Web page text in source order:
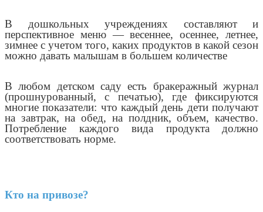
В дошкольных учреждениях составляют и
перспективное меню — весеннее, осеннее, летнее,
зимнее с учетом того, каких продуктов в какой сезон
можно давать малышам в большем количестве
В любом детском саду есть бракеражный журнал
(прошнурованный, с печатью), где фиксируются
многие показатели: что каждый день дети получают
на завтрак, на обед, на полдник, объем, качество.
Потребление каждого вида продукта должно
соответствовать норме.
Кто на привозе?